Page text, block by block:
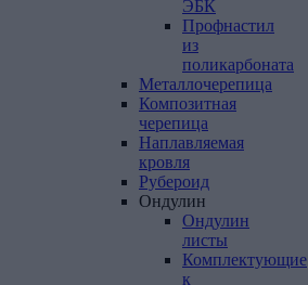
ЭБК
Профнастил
из
поликарбоната
Металлочерепица
Композитная
черепица
Наплавляемая
кровля
Рубероид
Ондулин
Ондулин
листы
Комплектующие
к